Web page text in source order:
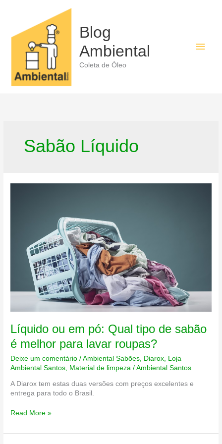
conteúdo
Blog
Ambiental
Coleta de Óleo
Sabão Líquido
Líquido ou em pó: Qual tipo de sabão
é melhor para lavar roupas?
Deixe um comentário /Ambiental Sabões Diarox
Loja
Ambiental Santos
Material de limpeza /Ambiental Santos
A Diarox tem estas duas versões com preços excelentes e
entrega para todo o Brasil.
Líquido
Read More »